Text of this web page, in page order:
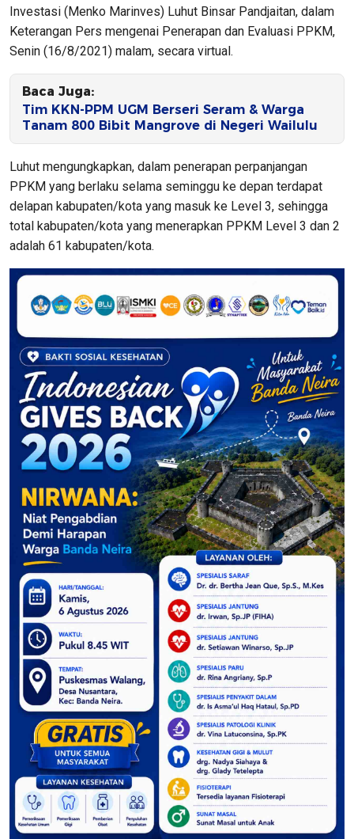
Investasi (Menko Marinves) Luhut Binsar Pandjaitan, dalam
Keterangan Pers mengenai Penerapan dan Evaluasi PPKM,
Senin (16/8/2021) malam, secara virtual.
Baca Juga:
Tim KKN-PPM UGM Berseri Seram & Warga
Tanam 800 Bibit Mangrove di Negeri Wailulu
Luhut mengungkapkan, dalam penerapan perpanjangan
PPKM yang berlaku selama seminggu ke depan terdapat
delapan kabupaten/kota yang masuk ke Level 3, sehingga
total kabupaten/kota yang menerapkan PPKM Level 3 dan 2
adalah 61 kabupaten/kota.